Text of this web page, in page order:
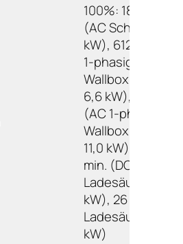
100%: 1842 min.
(AC Schuko 2,2
kW), 612 min. (AC
1-phasig
Wallbox/
6,6 kW), 372 min.
(AC 1-phasig
Wallbox/
11,0 kW); 80%: 59
min. (DC
Ladesäule 50,0
kW), 26 min. (DC
Ladesäule 140,0
kW)